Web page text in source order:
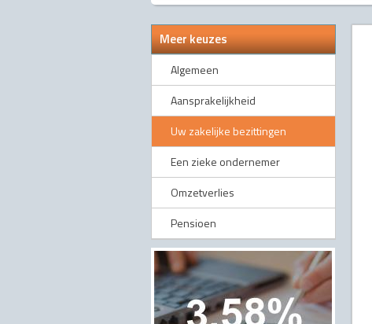
Meer keuzes
Algemeen
Aansprakelijkheid
Uw zakelijke bezittingen
Een zieke ondernemer
Omzetverlies
Pensioen